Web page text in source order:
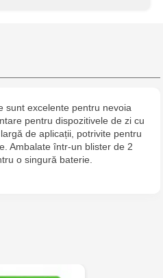
6
2
Cel Bun, 5
sunt excelente pentru nevoia
pentru dispozitivele de zi cu
de aplicații, potrivite pentru
Ambalate într-un blister de 2
o singură baterie.